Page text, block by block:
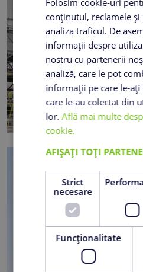
Folosim cookie-uri
conținutul, reclamele
analiza traficul. De
informații despre
nostru cu partenerii
analiză, care le pot
informații pe care le-
care le-au colectat din
lor.Află mai multe
cookie.
AFIȘAȚI TOȚI
Strict
necesare
Funcţionalitate